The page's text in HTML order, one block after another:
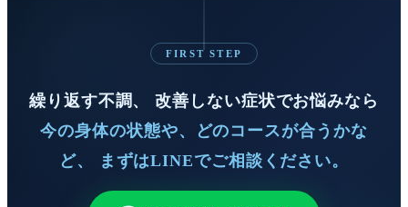
FIRST STEP
繰り返す不調、 改善しない症状でお悩みなら
今の身体の状態や、どのコースが合うかな
ど、 まずはLINEでご相談ください。